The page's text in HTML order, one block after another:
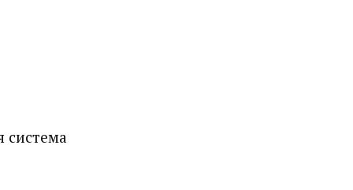
система